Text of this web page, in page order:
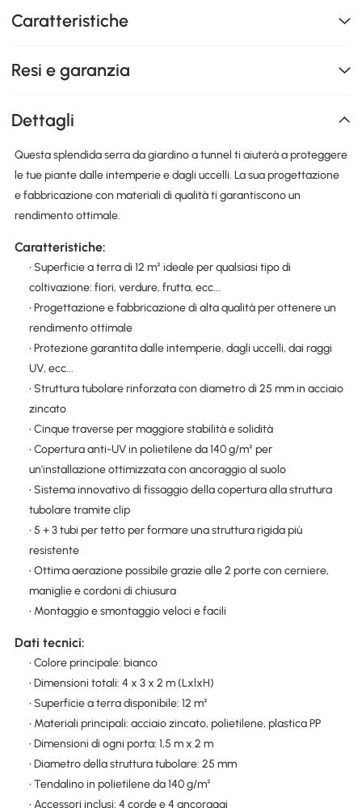
Caratteristiche
Resi e garanzia
Dettagli
Questa splendida serra da giardino a tunnel ti aiuterà a proteggere
le tue piante dalle intemperie e dagli uccelli. La sua progettazione
e fabbricazione con materiali di qualità ti garantiscono un
rendimento ottimale.
Caratteristiche:
• Superficie a terra di 12 m² ideale per qualsiasi tipo di
coltivazione: fiori, verdure, frutta, ecc...
• Progettazione e fabbricazione di alta qualità per ottenere un
rendimento ottimale
• Protezione garantita dalle intemperie, dagli uccelli, dai raggi
UV, ecc...
• Struttura tubolare rinforzata con diametro di 25 mm in acciaio
zincato
• Cinque traverse per maggiore stabilità e solidità
• Copertura anti-UV in polietilene da 140 g/m² per
un'installazione ottimizzata con ancoraggio al suolo
• Sistema innovativo di fissaggio della copertura alla struttura
tubolare tramite clip
• 5 + 3 tubi per tetto per formare una struttura rigida più
resistente
• Ottima aerazione possibile grazie alle 2 porte con cerniere,
maniglie e cordoni di chiusura
• Montaggio e smontaggio veloci e facili
Dati tecnici:
• Colore principale: bianco
• Dimensioni totali: 4 x 3 x 2 m (LxlxH)
• Superficie a terra disponibile: 12 m²
• Materiali principali: acciaio zincato, polietilene, plastica PP
• Dimensioni di ogni porta: 1,5 m x 2 m
• Diametro della struttura tubolare: 25 mm
• Tendalino in polietilene da 140 g/m²
• Accessori inclusi: 4 corde e 4 ancoraggi